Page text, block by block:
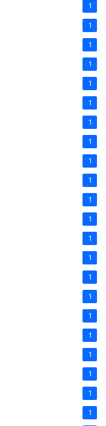
1
1
1
1
1
1
1
1
1
1
1
1
1
1
1
1
1
1
1
1
1
1